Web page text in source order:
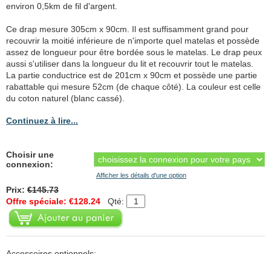
environ 0,5km de fil d'argent.
Ce drap mesure 305cm x 90cm. Il est suffisamment grand pour
recouvrir la moitié inférieure de n'importe quel matelas et possède
assez de longueur pour être bordée sous le matelas. Le drap peux
aussi s'utiliser dans la longueur du lit et recouvrir tout le matelas.
La partie conductrice est de 201cm x 90cm et possède une partie
rabattable qui mesure 52cm (de chaque côté). La couleur est celle
du coton naturel (blanc cassé).
Continuez à lire...
Choisir une
connexion:
Afficher les détails d'une option
Prix: €145.73
Offre spéciale: €128.24
Qté: